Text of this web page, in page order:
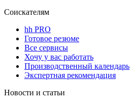
Соискателям
hh PRO
Готовое резюме
Все сервисы
Хочу у вас работать
Производственный календарь
Экспертная рекомендация
Новости и статьи